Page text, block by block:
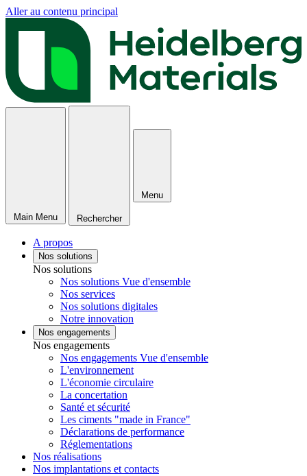
Aller au contenu principal
Main Menu Rechercher
Menu
A propos
Nos solutions
Nos solutions
Nos solutions Vue d'ensemble
Nos services
Nos solutions digitales
Notre innovation
Nos engagements
Nos engagements
Nos engagements Vue d'ensemble
L'environnement
L'économie circulaire
La concertation
Santé et sécurité
Les ciments "made in France"
Déclarations de performance
Réglementations
Nos réalisations
Nos implantations et contacts